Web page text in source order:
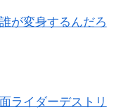
が変身するんだろ
ライダーデストリ